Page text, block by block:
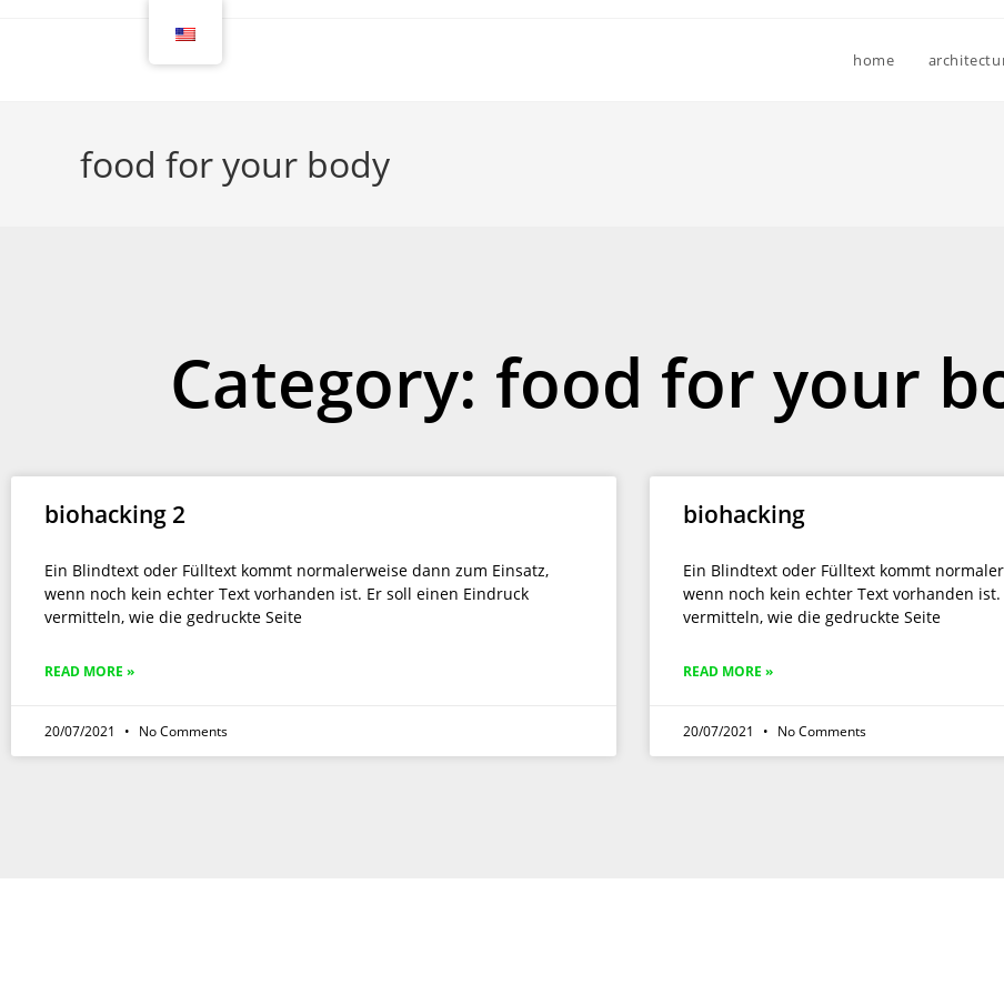
home
food for your body
Category: food for your
biohacking 2
Ein Blindtext oder Fülltext kommt normalerweise dann zum Einsatz,
wenn noch kein echter Text vorhanden ist. Er soll einen Eindruck
vermitteln, wie die gedruckte Seite
READ MORE »
20/07/2021 No Comments
biohacking
Ein Blindtext oder Fülltext kommt
wenn noch kein echter Text vorhanden
vermitteln, wie die gedruckte Seite
READ MORE »
20/07/2021 No Comments